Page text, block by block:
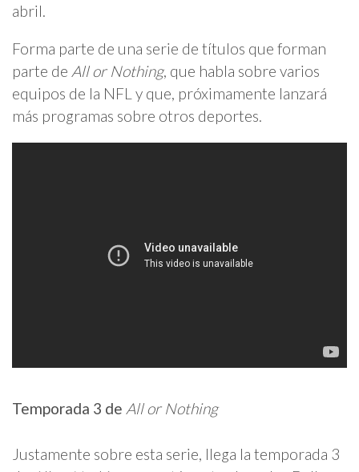
abril.
Forma parte de una serie de títulos que forman
parte de All or Nothing, que habla sobre varios
equipos de la NFL y que, próximamente lanzará
más programas sobre otros deportes.
Temporada 3 de All or Nothing
Justamente sobre esta serie, llega la temporada 3